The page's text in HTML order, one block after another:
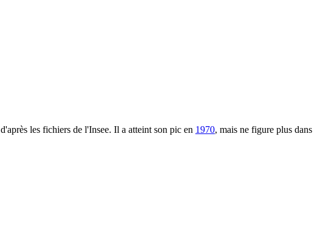
d'après les fichiers de l'Insee. Il a atteint son pic en 1970, mais ne figure plus